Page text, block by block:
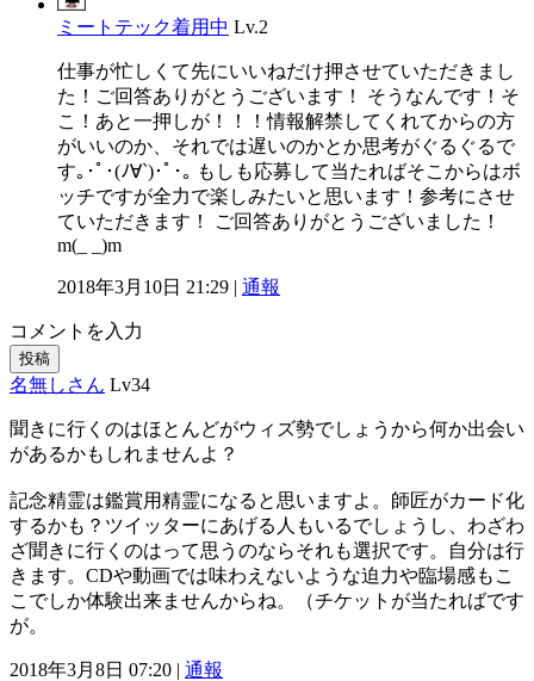
ミートテック着用中 Lv.2
仕事が忙しくて先にいいねだけ押させていただきまし
た！ご回答ありがとうございます！ そうなんです！そ
こ！あと一押しが！！！情報解禁してくれてからの方
がいいのか、それでは遅いのかとか思考がぐるぐるで
す｡･ﾟ･(ﾉ∀`)･ﾟ･｡ もしも応募して当たればそこからはボ
ッチですが全力で楽しみたいと思います！参考にさせ
ていただきます！ ご回答ありがとうございました！
m(_ _)m
2018年3月10日 21:29 | 通報
コメントを入力
投稿
名無しさん Lv34
聞きに行くのはほとんどがウィズ勢でしょうから何か出会い
があるかもしれませんよ？
記念精霊は鑑賞用精霊になると思いますよ。師匠がカード化
するかも？ツイッターにあげる人もいるでしょうし、わざわ
ざ聞きに行くのはって思うのならそれも選択です。自分は行
きます。CDや動画では味わえないような迫力や臨場感もこ
こでしか体験出来ませんからね。（チケットが当たればです
が。
2018年3月8日 07:20 | 通報